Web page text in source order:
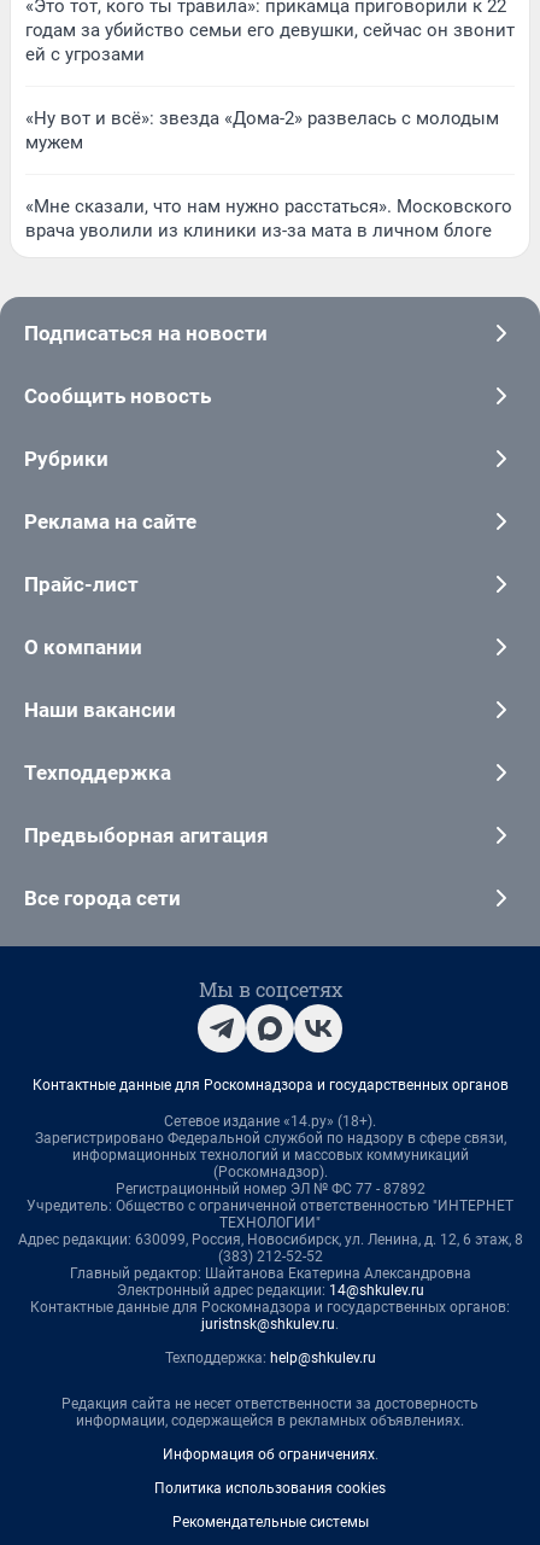
«Это тот, кого ты травила»: прикамца приговорили к 22
годам за убийство семьи его девушки, сейчас он звонит
ей с угрозами
«Ну вот и всё»: звезда «Дома-2» развелась с молодым
мужем
«Мне сказали, что нам нужно расстаться». Московского
врача уволили из клиники из-за мата в личном блоге
Подписаться на новости
Сообщить новость
Рубрики
Реклама на сайте
Прайс-лист
О компании
Наши вакансии
Техподдержка
Предвыборная агитация
Все города сети
Мы в соцсетях
Контактные данные для Роскомнадзора и государственных органов
Сетевое издание «14.ру» (18+).
Зарегистрировано Федеральной службой по надзору в сфере связи,
информационных технологий и массовых коммуникаций
(Роскомнадзор).
Регистрационный номер ЭЛ № ФС 77 - 87892
Учредитель: Общество с ограниченной ответственностью "ИНТЕРНЕТ
ТЕХНОЛОГИИ"
Адрес редакции: 630099, Россия, Новосибирск, ул. Ленина, д. 12, 6 этаж, 8
(383) 212-52-52
Главный редактор: Шайтанова Екатерина Александровна
Электронный адрес редакции: 14@shkulev.ru
Контактные данные для Роскомнадзора и государственных органов:
juristnsk@shkulev.ru.
Техподдержка: help@shkulev.ru
Редакция сайта не несет ответственности за достоверность
информации, содержащейся в рекламных объявлениях.
Информация об ограничениях.
Политика использования cookies
Рекомендательные системы